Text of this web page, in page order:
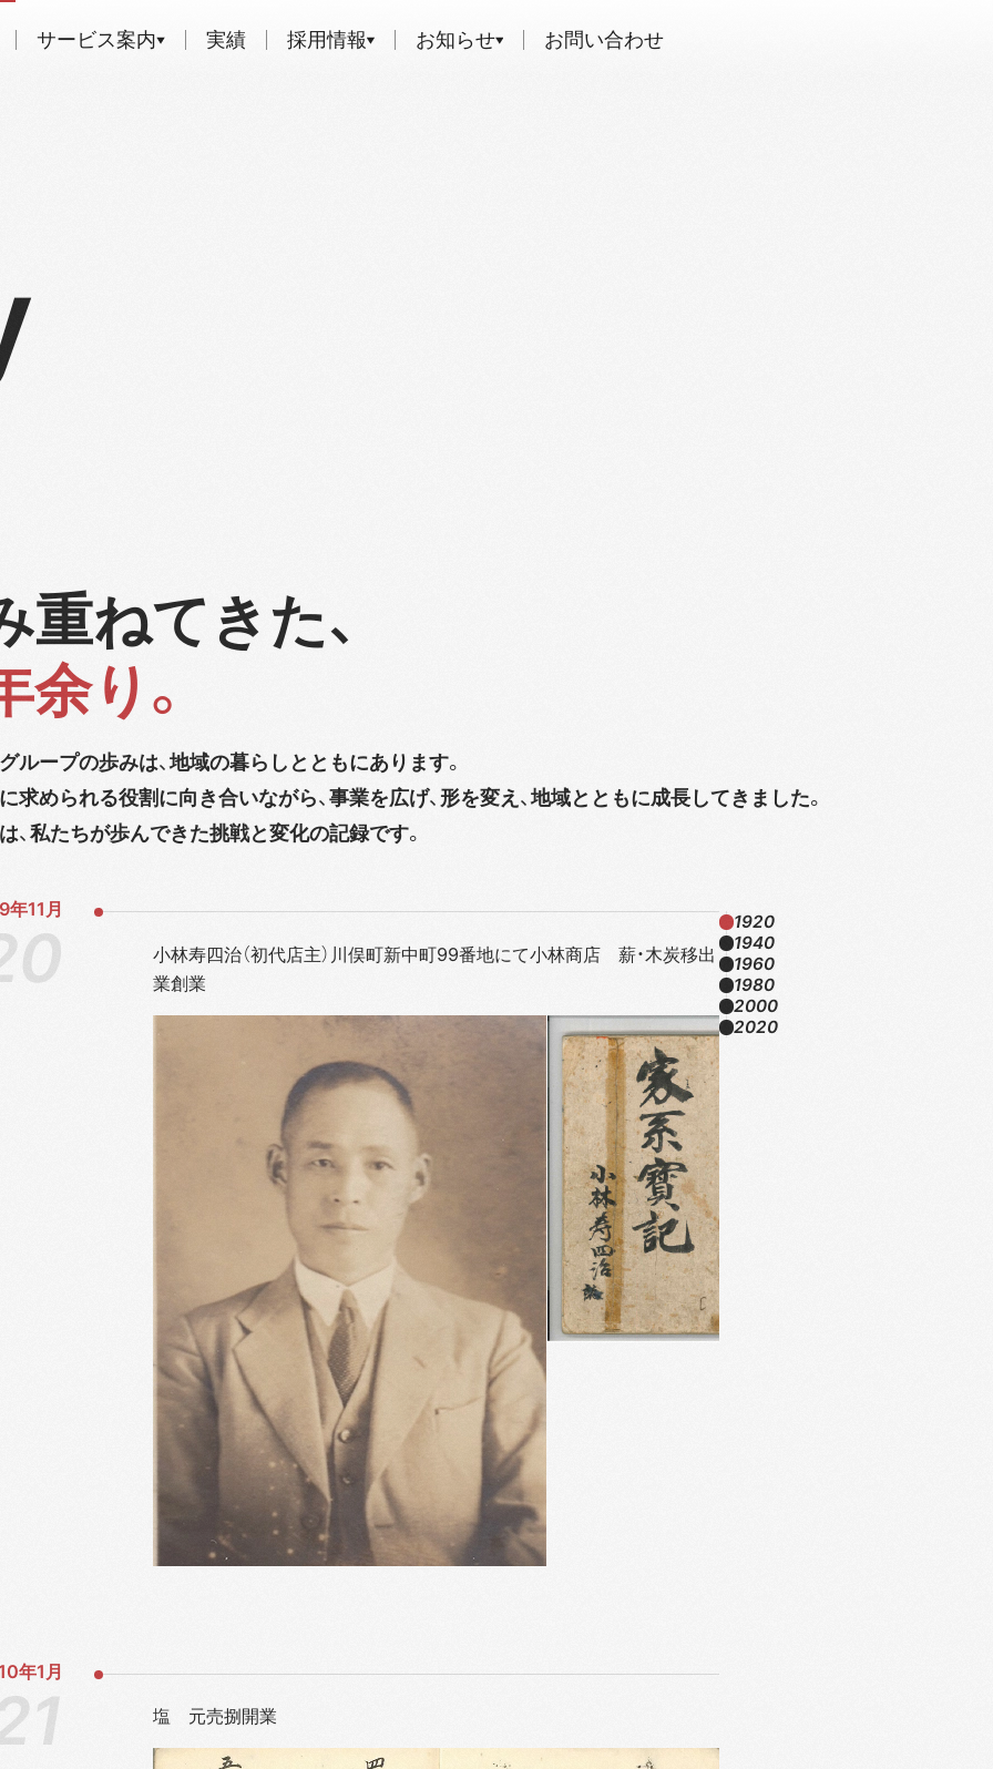
サービス案内 実績 採用情報 お知らせ お問い合わせ
重ねてきた、
余り。
ループの歩みは、地域の暮らしとともにあります。
求められる役割に向き合いながら、事業を広げ、形を変え、地域とともに成長してきました。
、私たちが歩んできた挑戦と変化の記録です。
年11月
小林寿四治（初代店主）川俣町新中町99番地にて小林商店 薪・木炭移出
業創業
年1月
塩 元売捌開業
1920
1940
1960
1980
2000
2020